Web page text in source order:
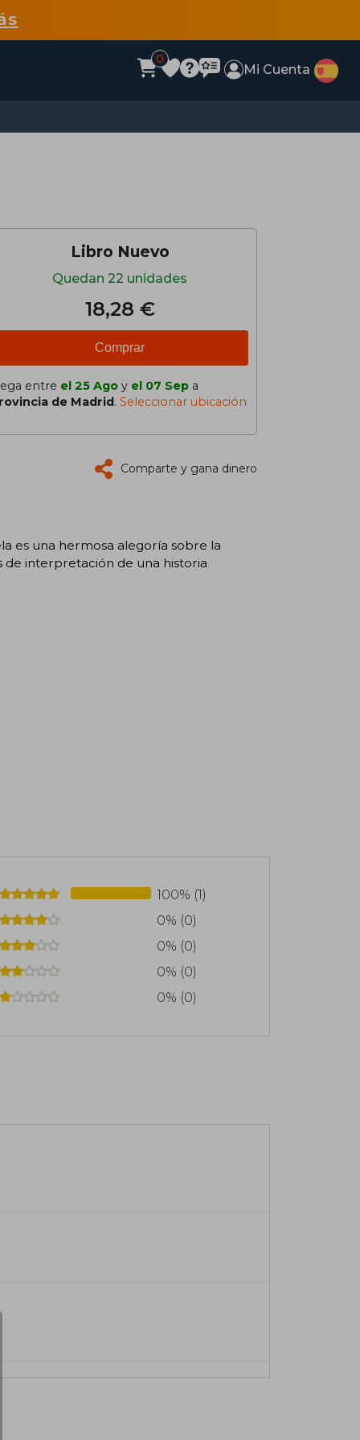
0
Mi Cuenta
Libro Nuevo
Quedan 22 unidades
18,28 €
Comprar
entre el 25 Ago y el 07 Sep a
de Madrid. Seleccionar ubicación
Comparte y gana dinero
es una hermosa alegoría sobre la
de interpretación de una historia
100% (1)
0% (0)
0% (0)
0% (0)
0% (0)